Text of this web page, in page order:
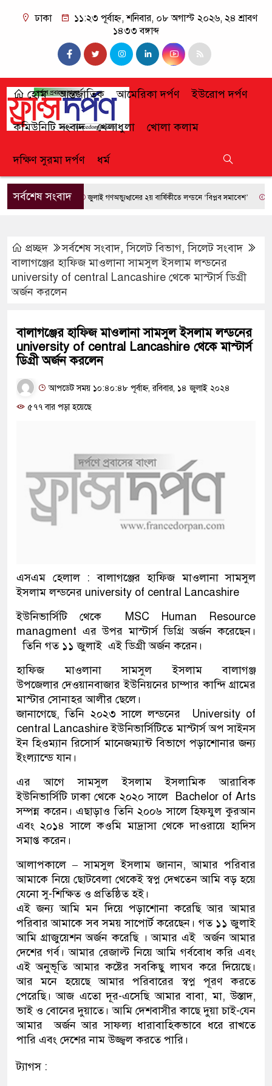
ঢাকা
১১:২৩ পূর্বাহ্ন, শনিবার, ০৮ অগাস্ট ২০২৬, ২৪ শ্রাবণ
১৪৩৩ বঙ্গাব্দ
হোম আন্তর্জাতিক আমেরিকা দর্পণ ইউরোপ দর্পণ
কমিউনিটি সংবাদ খেলাধুলা খোলা কলাম
দক্ষিণ সুরমা দর্পণ ধর্ম
সর্বশেষ সংবাদজুলাই গণঅভ্যুত্থানের ২য় বার্ষিকীতে লন্ডনে ‘বিপ্লব সমাবেশ’ ফ্রান্সে
প্রচ্ছদ সর্বশেষ সংবাদ,সিলেট বিভাগ,সিলেট সংবাদ
বালাগঞ্জের হাফিজ মাওলানা সামসুল ইসলাম লন্ডনের
university of central Lancashire থেকে মাস্টার্স ডিগ্রী
অর্জন করলেন
বালাগঞ্জের হাফিজ মাওলানা সামসুল ইসলাম লন্ডনের
university of central Lancashire থেকে মাস্টার্স
ডিগ্রী অর্জন করলেন
আপডেট সময় ১০:৪০:৪৮ পূর্বাহ্ন, রবিবার, ১৪ জুলাই ২০২৪
৫৭৭ বার পড়া হয়েছে
এসএম হেলাল : বালাগঞ্জের হাফিজ মাওলানা সামসুল
ইসলাম লন্ডনের university of central Lancashire
ইউনিভার্সিটি থেকে MSC Human Resource
managment এর উপর মাস্টার্স ডিগ্রি অর্জন করেছেন।
তিনি গত ১১ জুলাই এই ডিগ্রী অর্জন করেন।
হাফিজ মাওলানা সামসুল ইসলাম বালাগঞ্জ
উপজেলার দেওয়ানবাজার ইউনিয়নের চাম্পার কান্দি গ্রামের
মাস্টার সোনাহর আলীর ছেলে।
জানাগেছে, তিনি ২০২৩ সালে লন্ডনের University of
central Lancashire ইউনিভার্সিটিতে মাস্টার্স অপ সাইনস
ইন হিওম্যান রিসোর্স মানেজম্যান্ট বিভাগে পড়াশোনার জন্য
ইংল্যান্ডে যান।
এর আগে সামসুল ইসলাম ইসলামিক আরাবিক
ইউনিভার্সিটি ঢাকা থেকে ২০২০ সালে Bachelor of Arts
সম্পন্ন করেন। এছাড়াও তিনি ২০০৬ সালে হিফযুল কুরআন
এবং ২০১৪ সালে কওমি মাদ্রাসা থেকে দাওরায়ে হাদিস
সমাপ্ত করেন।
আলাপকালে – সামসুল ইসলাম জানান, আমার পরিবার
আমাকে নিয়ে ছোটবেলা থেকেই স্বপ্ন দেখতেন আমি বড় হয়ে
যেনো সু-শিক্ষিত ও প্রতিষ্ঠিত হই।
এই জন্য আমি মন দিয়ে পড়াশোনা করেছি আর আমার
পরিবার আমাকে সব সময় সাপোর্ট করেছেন। গত ১১ জুলাই
আমি গ্রাজুয়েশন অর্জন করেছি । আমার এই অর্জন আমার
দেশের গর্ব। আমার রেজাল্ট নিয়ে আমি গর্ববোধ করি এবং
এই অনুভূতি আমার কষ্টের সবকিছু লাঘব করে দিয়েছে।
আর মনে হয়েছে আমার পরিবারের স্বপ্ন পূরণ করতে
পেরেছি। আজ এতো দূর-এসেছি আমার বাবা, মা, উস্তাদ,
ভাই ও বোনের দুয়াতে। আমি দেশবাসীর কাছে দুয়া চাই-যেন
আমার অর্জন আর সাফল্য ধারাবাহিকভাবে ধরে রাখতে
পারি এবং দেশের নাম উজ্জ্বল করতে পারি।
ট্যাগস :